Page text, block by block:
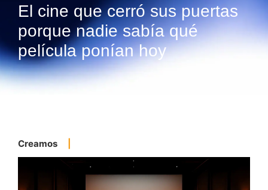
El cine que cerró sus puertas
porque nadie sabía qué
película ponían hoy
Creamos